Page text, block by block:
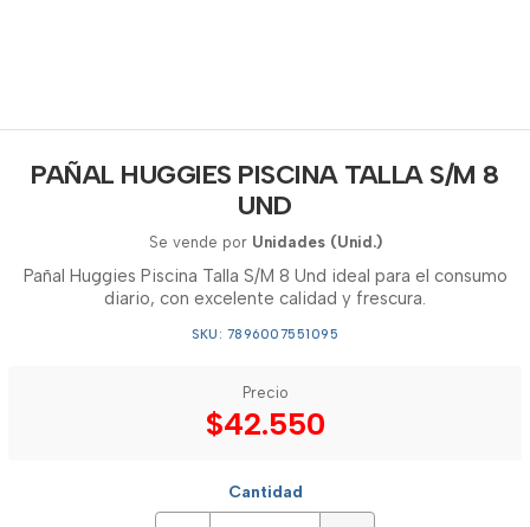
PAÑAL HUGGIES PISCINA TALLA S/M 8
UND
Se vende por Unidades (Unid.)
Pañal Huggies Piscina Talla S/M 8 Und ideal para el consumo
diario, con excelente calidad y frescura.
SKU: 7896007551095
Precio
$42.550
Cantidad